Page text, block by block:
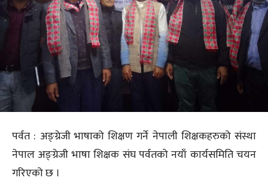
पर्वत : अङ्ग्रेजी भाषाको शिक्षण गर्ने नेपाली शिक्षकहरुको संस्था
नेपाल अङ्ग्रेजी भाषा शिक्षक संघ पर्वतको नयाँ कार्यसमिति चयन
गरिएको छ ।